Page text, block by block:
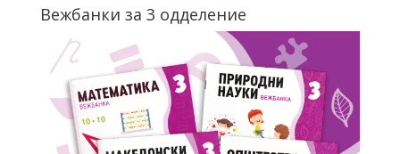
Вежбанки за 3 одделение